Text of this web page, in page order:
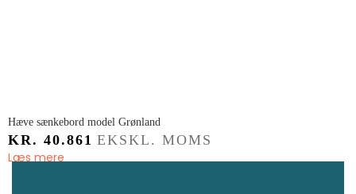
Hæve sænkebord model Grønland
KR. 40.861 EKSKL. MOMS
Læs mere